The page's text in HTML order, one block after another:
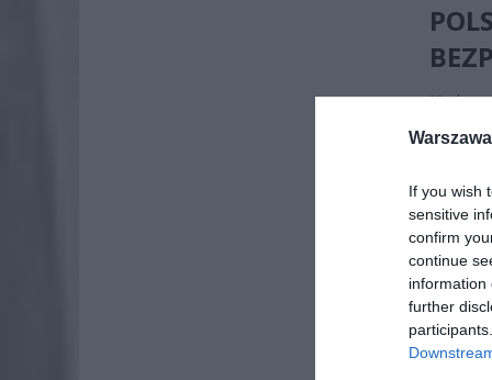
If you wish
sensitive
confirm
continue
information
further
Kiedy
czy
Polsce